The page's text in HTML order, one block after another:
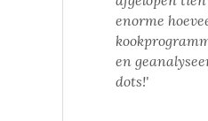
enorme
en
dots!'